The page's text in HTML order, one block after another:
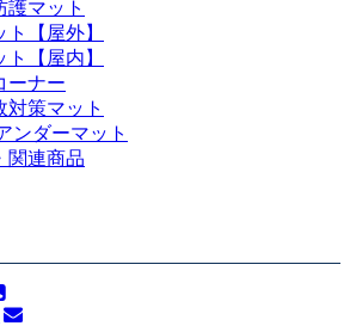
護マット
【屋外】
【屋内】
ーナー
対策マット
ンダーマット
関連商品